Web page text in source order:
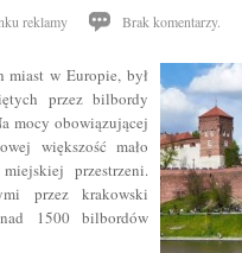
reklamy Brak komentarzy.
w Europie, był
przez bilbordy
mocy obowiązującej
większość mało
przestrzeni.
przez krakowski
1500 bilbordów